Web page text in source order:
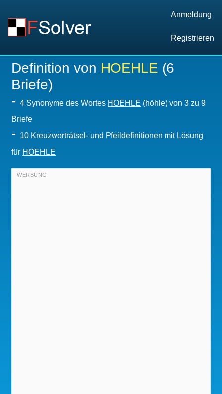
Anmeldung
Registrieren
Definition von HOEHLE (6
Briefe)
- 4 Synonyme des Wortes HOEHLE (höhle) von 3 zu 9
Briefe
- 10 Kreuzworträtsel- und Pfeildefinitionen mit Lösung
für HOEHLE